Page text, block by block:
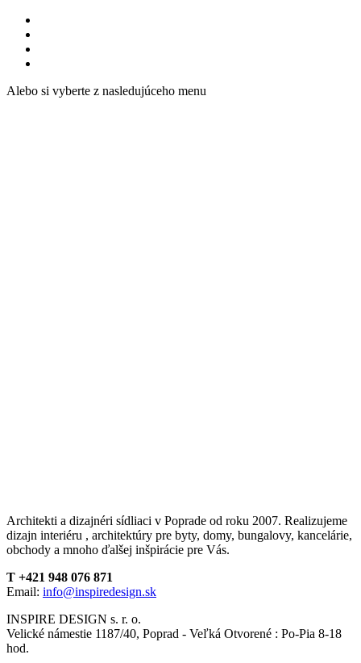
Alebo si vyberte z nasledujúceho menu
Architekti a dizajnéri sídliaci v Poprade od roku 2007. Realizujeme
dizajn interiéru , architektúry pre byty, domy, bungalovy, kancelárie,
obchody a mnoho ďalšej inšpirácie pre Vás.
T +421 948 076 871
Email: info@inspiredesign.sk
INSPIRE DESIGN s. r. o.
Velické námestie 1187/40, Poprad - Veľká Otvorené : Po-Pia 8-18
hod.